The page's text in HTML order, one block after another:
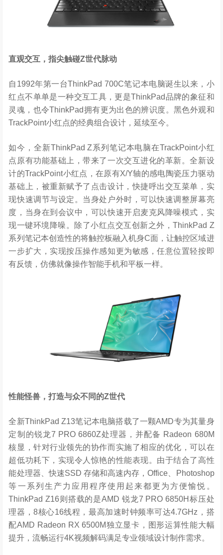
直观交互，指尖触碰Z世代脉动
自1992年第一台ThinkPad 700C笔记本电脑诞生以来，小
红点不单单是一种交互工具，更是ThinkPad品牌的象征和
灵魂，也令ThinkPad拥有更为出色的辨识度。黑色外观和
TrackPoint小红点的经典组合设计，延续至今。
如今，全新ThinkPad Z系列笔记本电脑在TrackPoint小红
点原有功能基础上，带来了一次交互进化的革新。全新设
计的TrackPoint小红点，在原有X/Y轴的感电陶瓷压力驱动
基础上，被重新赋予了点击设计，快捷呼出交互菜单，实
现快速调节与设定。当身处户外时，可以快速调整屏幕亮
度，当身在到会议中，可以快速开启麦克风降噪模式，实
现一键环境降噪。除了小红点交互创新之外，ThinkPad Z
系列笔记本创造性的将触控板融入机身C面，让触控区域进
一步扩大，实现按压操作感知更为敏感，任意位置轻按即
有反馈，仿佛就像操作智能手机和平板一样。
性能怪兽，打造与众不同的Z世代
全新ThinkPad Z13笔记本电脑搭载了一颗AMD专为其量身
定制的锐龙7 PRO 6860Z处理器，并配备 Radeon 680M
核显，针对行业领先的协作而实施了相应的优化，可以在
超低功耗下，实现令人惊艳的性能表现。由于结合了高性
能处理器、快速SSD 存储和高速内存，Office、Photoshop
等一系列生产力应用程序使用起来都更为方便愉悦。
ThinkPad Z16则搭载的是AMD 锐龙7 PRO 6850H标压处
理器，8核心16线程，最高加速时钟频率可达4.7GHz，搭
配AMD Radeon RX 6500M独立显卡，图形运算性能大幅
提升，流畅运行4K视频解码满足专业领域设计制作需求。